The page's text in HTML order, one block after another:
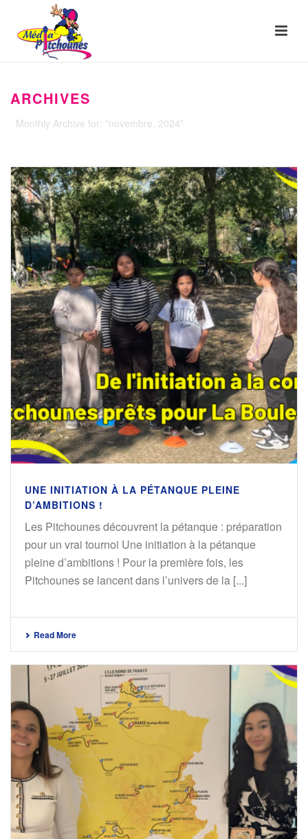
ARCHIVES
Monthly Archive for: "novembre, 2024"
UNE INITIATION À LA PÉTANQUE PLEINE
D’AMBITIONS !
Les Pitchounes découvrent la pétanque : préparation
pour un vrai tournoi Une initiation à la pétanque
pleine d’ambitions ! Pour la première fois, les
Pitchounes se lancent dans l’univers de la [...]
Read More